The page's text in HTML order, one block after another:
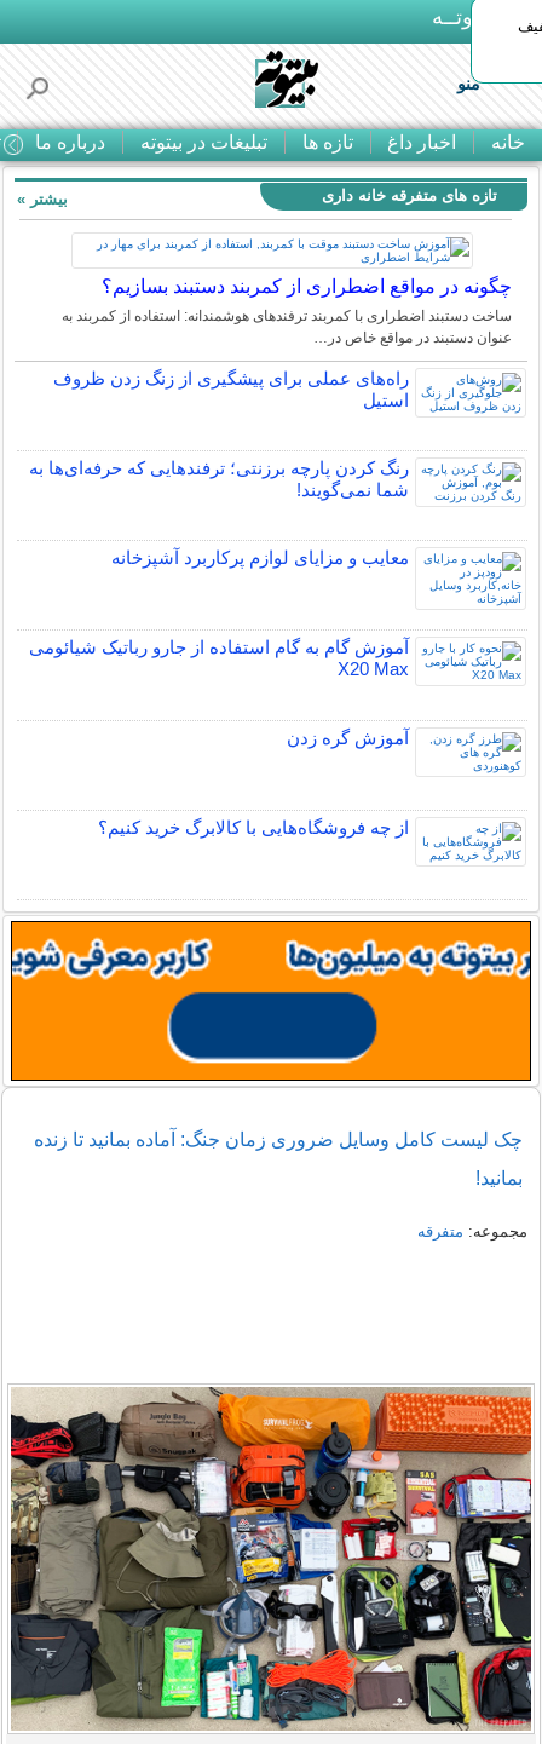
بـیتوتــه
منو
خانه اخبار داغ تازه ها تبلیغات در بیتوته درباره ما
50% تخفیف
تازه های متفرقه خانه داری
چگونه در مواقع اضطراری از کمربند دستبند بسازیم؟
ساخت دستبند اضطراری با کمربند ترفندهای هوشمندانه: استفاده از کمربند به
عنوان دستبند در مواقع خاص در…
راه‌های عملی برای پیشگیری از زنگ زدن ظروف
استیل
رنگ کردن پارچه برزنتی؛ ترفندهایی که حرفه‌ای‌ها به
شما نمی‌گویند!
معایب و مزایای لوازم پرکاربرد آشپزخانه
آموزش گام به گام استفاده از جارو رباتیک شیائومی
X20 Max
آموزش گره زدن
از چه فروشگاه‌هایی با کالابرگ خرید کنیم؟
بیشتر »
چک لیست کامل وسایل ضروری زمان جنگ: آماده بمانید تا زنده
بمانید!
مجموعه: متفرقه